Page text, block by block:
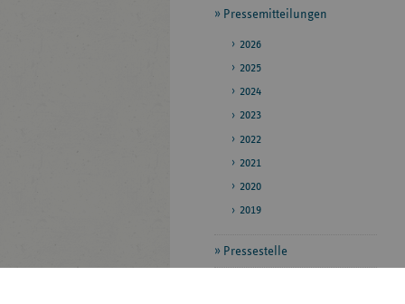
Seitennavigation
Pressemitteilungen
2026
2025
2024
2023
2022
2021
2020
2019
Pressestelle